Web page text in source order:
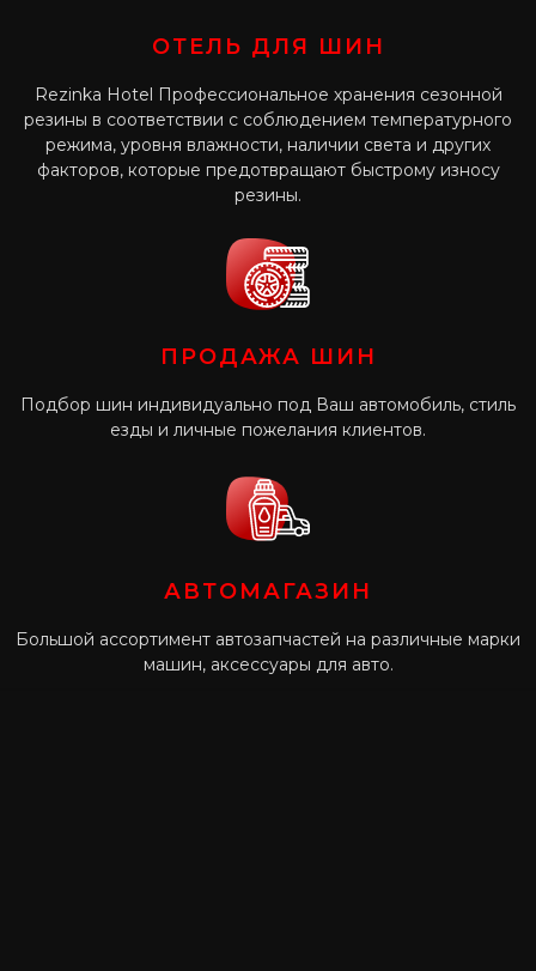
ОТЕЛЬ ДЛЯ ШИН
Rezinka Hotel Профессиональное хранения сезонной
резины в соответствии с соблюдением температурного
режима, уровня влажности, наличии света и других
факторов, которые предотвращают быстрому износу
резины.
ПРОДАЖА ШИН
Подбор шин индивидуально под Ваш автомобиль, стиль
езды и личные пожелания клиентов.
АВТОМАГАЗИН
Большой ассортимент автозапчастей на различные марки
машин, аксессуары для авто.